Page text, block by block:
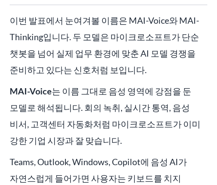
이번 발표에서 눈여겨볼 이름은 MAI-Voice와 MAI-
Thinking입니다. 두 모델은 마이크로소프트가 단순
챗봇을 넘어 실제 업무 환경에 맞춘 AI 모델 경쟁을
준비하고 있다는 신호처럼 보입니다.
MAI-Voice는 이름 그대로 음성 영역에 강점을 둔
모델로 해석됩니다. 회의 녹취, 실시간 통역, 음성
비서, 고객센터 자동화처럼 마이크로소프트가 이미
강한 기업 시장과 잘 맞습니다.
Teams, Outlook, Windows, Copilot에 음성 AI가
자연스럽게 들어가면 사용자는 키보드를 치지